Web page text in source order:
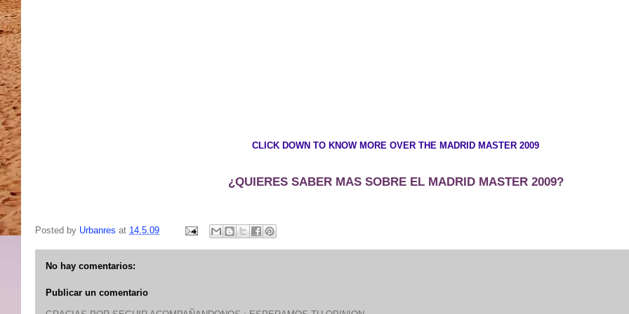
CLICK DOWN TO KNOW MORE OVER THE MADRID MASTER 2009
¿QUIERES SABER MAS SOBRE EL MADRID MASTER 2009?
Posted by Urbanres at 14.5.09
No hay comentarios:
Publicar un comentario